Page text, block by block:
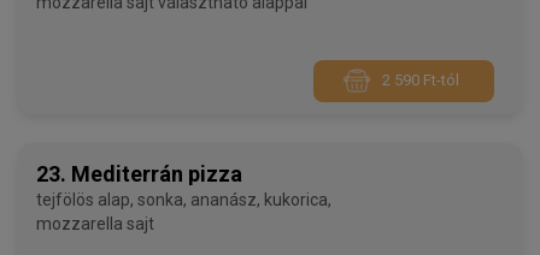
2 590 Ft-tól
23. Mediterrán pizza
tejfölös alap, sonka, ananász, kukorica,
mozzarella sajt